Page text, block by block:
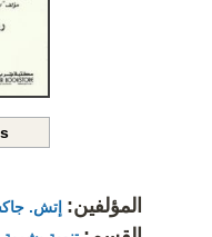
المؤلفين: إتش.